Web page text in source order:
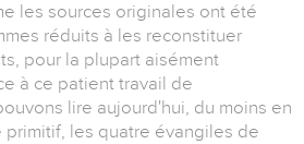
les sources originales ont été
réduits à les reconstituer
pour la plupart aisément
à ce patient travail de
lire aujourd'hui, du moins en
primitif, les quatre évangiles de